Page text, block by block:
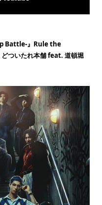
Battle-』Rule the
ついたれ本舗 feat. 道頓堀